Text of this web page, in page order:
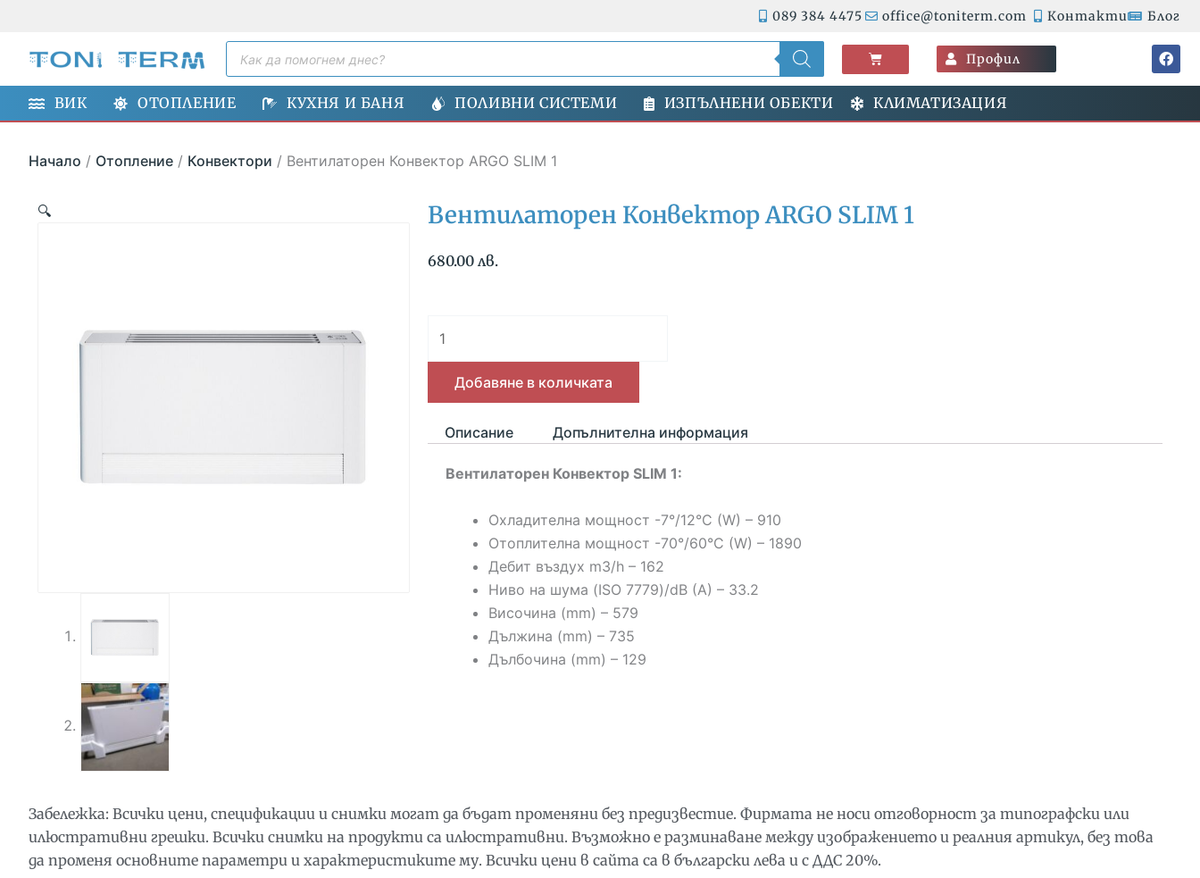
content
089 384 4475 office@toniterm.com Контакти Блог
Products
search
Cart Профил
F
a
o
ВИК ОТОПЛЕНИЕ КУХНЯ И БАНЯ ПОЛИВНИ СИСТЕМИ ИЗПЪЛНЕНИ ОБЕКТИ КЛИМАТИЗАЦИЯ
Начало / Отопление / Конвектори / Вентилаторен Конвектор ARGO SLIM 1
🔍 Вентилаторен Конвектор ARGO SLIM 1
680.00 лв.
Вентилаторен
Конвектор
SLIM
Добавяне в количката
Описание Допълнителна информация
Вентилаторен Конвектор SLIM 1:
Охладителна мощност -7°/12°C (W) – 910
Отоплителна мощност -70°/60°C (W) – 1890
Дебит въздух m3/h – 162
Ниво на шума (ISO 7779)/dB (A) – 33.2
Височина (mm) – 579
Дължина (mm) – 735
Дълбочина (mm) – 129
Забележка: Всички цени, спецификации и снимки могат да бъдат променяни без предизвестие. Фирмата не носи отговорност за типографски или
илюстративни грешки. Всички снимки на продукти са илюстративни. Възможно е разминаване между изображението и реалния артикул, без това
да променя основните параметри и характеристиките му. Всички цени в сайта са в български лева и с ДДС 20%.